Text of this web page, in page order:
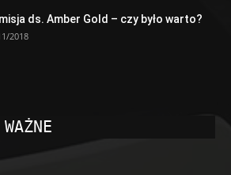
ds. Amber Gold – czy było warto?
2018